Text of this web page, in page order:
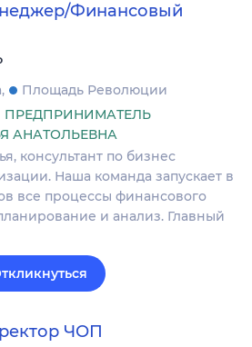
Финансовый
Площадь Революции
АНАТОЛЬЕВНА
консультант по бизнес
Наша команда запускает в
все процессы финансового
и анализ. Главный
ЧОП